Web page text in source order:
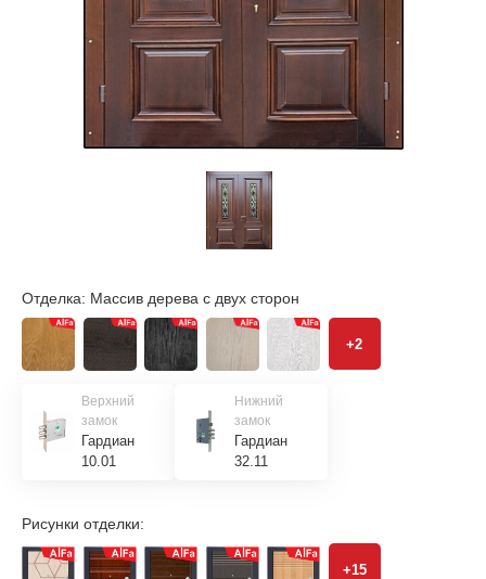
Отделка: Массив дерева с двух сторон
+2
Верхний
замок
Гардиан
10.01
Нижний
замок
Гардиан
32.11
Рисунки отделки:
+15